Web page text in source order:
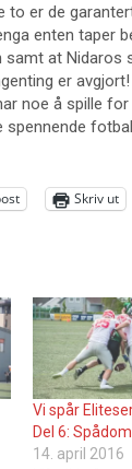
to er de
enten taper
samt at Nidaros
er
noe å spille
spennende
Skriv ut
Vi spår
Del 6:
14. april 2016